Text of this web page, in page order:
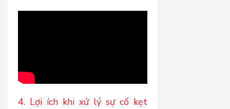
4. Lợi ích khi xử lý sự cố kẹt